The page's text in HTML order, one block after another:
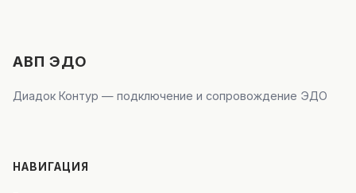
АВП ЭДО
Диадок Контур — подключение и сопровождение ЭДО
НАВИГАЦИЯ